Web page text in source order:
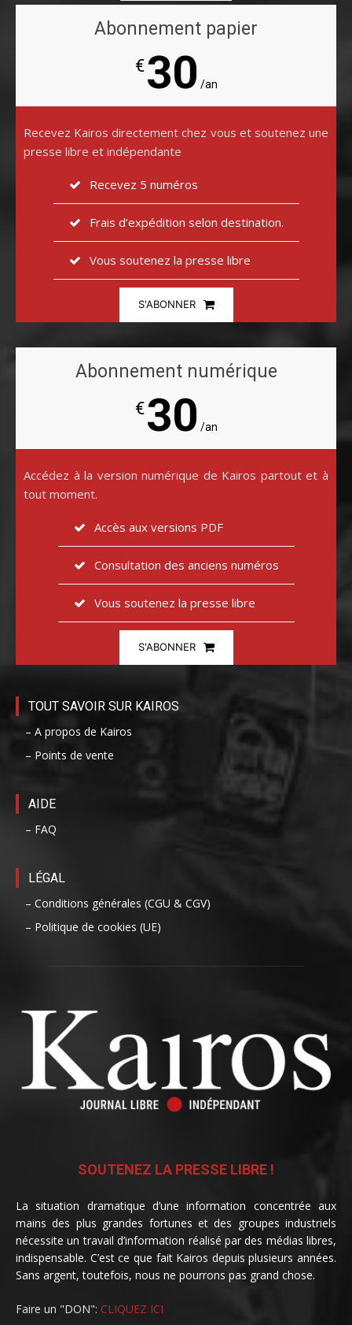
Abonnement papier
€30 /an
Recevez Kairos directement chez vous et soutenez une
presse libre et indépendante
Recevez 5 numéros
Frais d’expédition selon destination.
Vous soutenez la presse libre
S'ABONNER
Abonnement numérique
€30 /an
Accédez à la version numérique de Kairos partout et à
tout moment.
Accès aux versions PDF
Consultation des anciens numéros
Vous soutenez la presse libre
S'ABONNER
TOUT SAVOIR SUR KAIROS
– A propos de Kairos
– Points de vente
AIDE
– FAQ
LÉGAL
– Conditions générales (CGU & CGV)
– Politique de cookies (UE)
SOUTENEZ LA PRESSE LIBRE !
La situation dramatique d’une information concentrée aux
mains des plus grandes fortunes et des groupes industriels
nécessite un travail d’information réalisé par des médias libres,
indispensable. C’est ce que fait Kairos depuis plusieurs années.
Sans argent, toutefois, nous ne pourrons pas grand chose.
Faire un "DON": CLIQUEZ ICI